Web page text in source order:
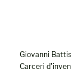
Giovanni
Carceri